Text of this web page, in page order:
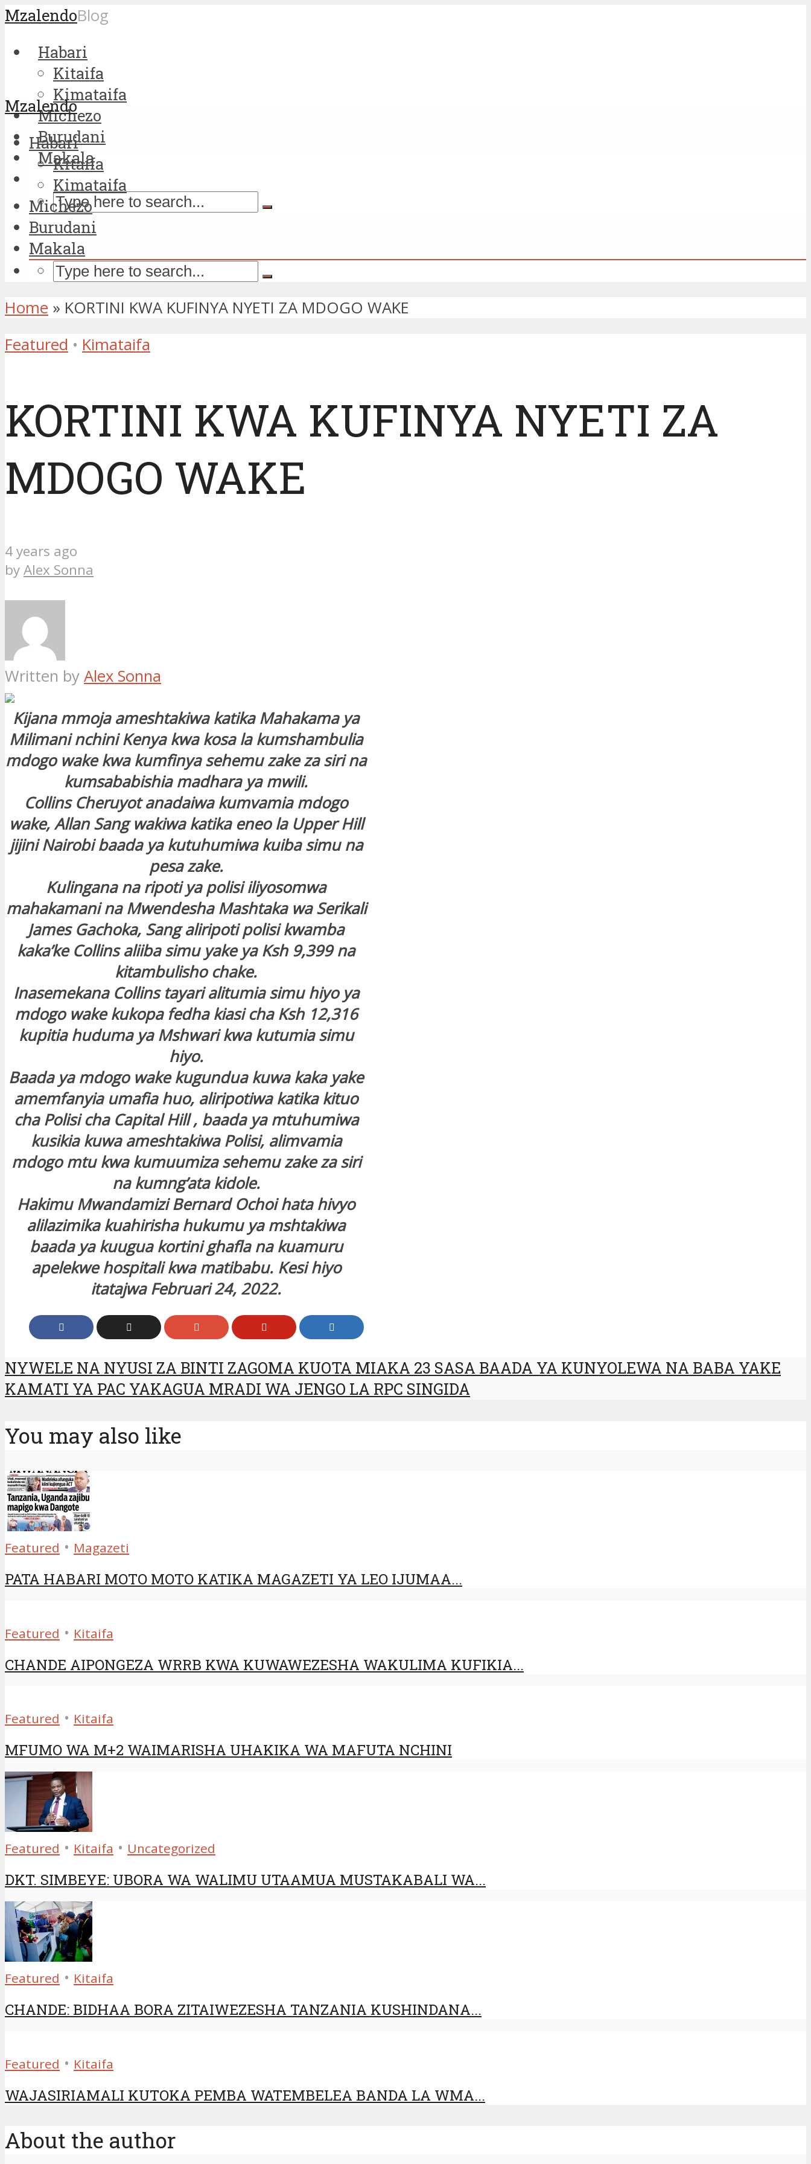
MzalendoBlog
Habari
Kitaifa
Kimataifa
Michezo
Burudani
Makala
Mzalendo
Habari
Kitaifa
Kimataifa
Michezo
Burudani
Makala
Home » KORTINI KWA KUFINYA NYETI ZA MDOGO WAKE
Featured • Kimataifa
KORTINI KWA KUFINYA NYETI ZA
MDOGO WAKE
4 years ago
byAlex Sonna
Written by Alex Sonna
Kijana mmoja ameshtakiwa katika Mahakama ya
Milimani nchini Kenya kwa kosa la kumshambulia
mdogo wake kwa kumfinya sehemu zake za siri na
kumsababishia madhara ya mwili.
Collins Cheruyot anadaiwa kumvamia mdogo
wake, Allan Sang wakiwa katika eneo la Upper Hill
jijini Nairobi baada ya kutuhumiwa kuiba simu na
pesa zake.
Kulingana na ripoti ya polisi iliyosomwa
mahakamani na Mwendesha Mashtaka wa Serikali
James Gachoka, Sang aliripoti polisi kwamba
kaka’ke Collins aliiba simu yake ya Ksh 9,399 na
kitambulisho chake.
Inasemekana Collins tayari alitumia simu hiyo ya
mdogo wake kukopa fedha kiasi cha Ksh 12,316
kupitia huduma ya Mshwari kwa kutumia simu
hiyo.
Baada ya mdogo wake kugundua kuwa kaka yake
amemfanyia umafia huo, aliripotiwa katika kituo
cha Polisi cha Capital Hill , baada ya mtuhumiwa
kusikia kuwa ameshtakiwa Polisi, alimvamia
mdogo mtu kwa kumuumiza sehemu zake za siri
na kumng’ata kidole.
Hakimu Mwandamizi Bernard Ochoi hata hivyo
alilazimika kuahirisha hukumu ya mshtakiwa
baada ya kuugua kortini ghafla na kuamuru
apelekwe hospitali kwa matibabu. Kesi hiyo
itatajwa Februari 24, 2022.
NYWELE NA NYUSI ZA BINTI ZAGOMA KUOTA MIAKA 23 SASA BAADA YA KUNYOLEWA NA BABA YAKE
KAMATI YA PAC YAKAGUA MRADI WA JENGO LA RPC SINGIDA
You may also like
Featured • Magazeti
PATA HABARI MOTO MOTO KATIKA MAGAZETI YA LEO IJUMAA...
Featured • Kitaifa
CHANDE AIPONGEZA WRRB KWA KUWAWEZESHA WAKULIMA KUFIKIA...
Featured • Kitaifa
MFUMO WA M+2 WAIMARISHA UHAKIKA WA MAFUTA NCHINI
Featured • Kitaifa • Uncategorized
DKT. SIMBEYE: UBORA WA WALIMU UTAAMUA MUSTAKABALI WA...
Featured • Kitaifa
CHANDE: BIDHAA BORA ZITAIWEZESHA TANZANIA KUSHINDANA...
Featured • Kitaifa
WAJASIRIAMALI KUTOKA PEMBA WATEMBELEA BANDA LA WMA...
About the author